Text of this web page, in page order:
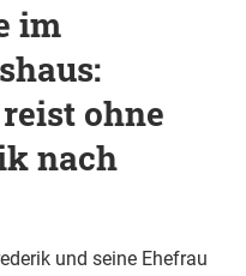
im
ohne
nach
und seine Ehefrau